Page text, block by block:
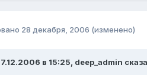
28 декабря, 2006 (изменено)
в 15:25, deep_admin